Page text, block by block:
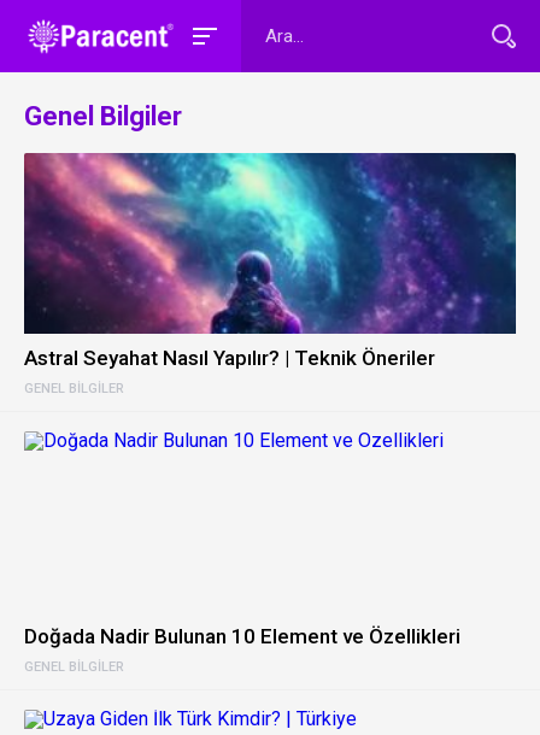
Genel Bilgiler
GENEL BILGILER
Astral Seyahat Nasıl Yapılır? | Teknik Öneriler
GENEL BILGILER
Doğada Nadir Bulunan 10 Element ve Özellikleri